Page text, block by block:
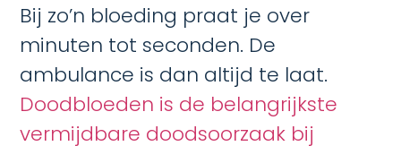
Bij zo’n bloeding praat je over
minuten tot seconden. De
ambulance is dan altijd te laat.
Doodbloeden is de belangrijkste
vermijdbare doodsoorzaak bij